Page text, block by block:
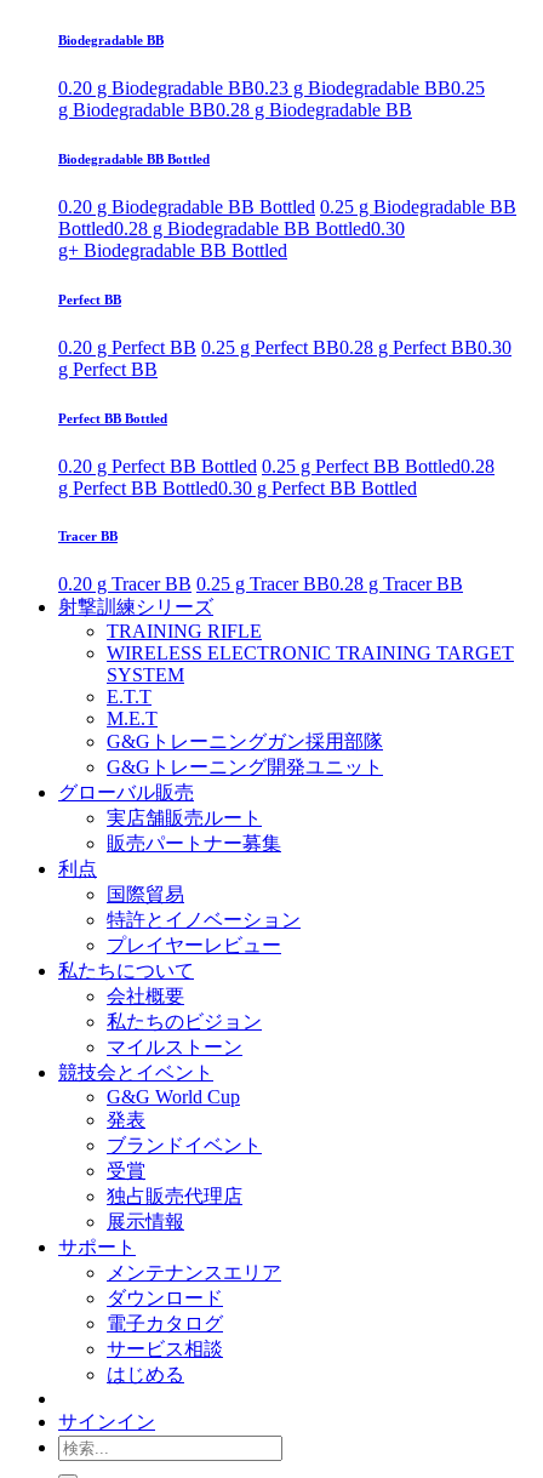
Biodegradable BB
0.20 g Biodegradable BB0.23 g Biodegradable BB0.25
g Biodegradable BB0.28 g Biodegradable BB
Biodegradable BB Bottled
0.20 g Biodegradable BB Bottled 0.25 g Biodegradable BB
Bottled0.28 g Biodegradable BB Bottled0.30
g+ Biodegradable BB Bottled
Perfect BB
0.20 g Perfect BB 0.25 g Perfect BB0.28 g Perfect BB0.30
g Perfect BB
Perfect BB Bottled
0.20 g Perfect BB Bottled 0.25 g Perfect BB Bottled0.28
g Perfect BB Bottled0.30 g Perfect BB Bottled
Tracer BB
0.20 g Tracer BB 0.25 g Tracer BB0.28 g Tracer BB
射撃訓練シリーズ
TRAINING RIFLE
WIRELESS ELECTRONIC TRAINING TARGET
SYSTEM
E.T.T
M.E.T
G&Gトレーニングガン採用部隊
G&Gトレーニング開発ユニット
グローバル販売
実店舗販売ルート
販売パートナー募集
利点
国際貿易
特許とイノベーション
プレイヤーレビュー
私たちについて
会社概要
私たちのビジョン
マイルストーン
競技会とイベント
G&G World Cup
発表
ブランドイベント
受賞
独占販売代理店
展示情報
サポート
メンテナンスエリア
ダウンロード
電子カタログ
サービス相談
はじめる
サインイン